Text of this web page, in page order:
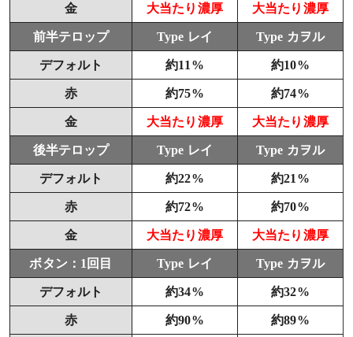
金 大当たり濃厚 大当たり濃厚
前半テロップ Type レイ Type カヲル
デフォルト 約11% 約10%
赤 約75% 約74%
金 大当たり濃厚 大当たり濃厚
後半テロップ Type レイ Type カヲル
デフォルト 約22% 約21%
赤 約72% 約70%
金 大当たり濃厚 大当たり濃厚
ボタン：1回目 Type レイ Type カヲル
デフォルト 約34% 約32%
赤 約90% 約89%